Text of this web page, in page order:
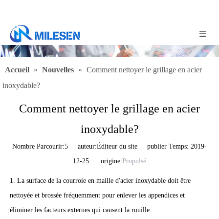
Accueil » Nouvelles » Comment nettoyer le grillage en acier
inoxydable?
Comment nettoyer le grillage en acier
inoxydable?
Nombre Parcourir:5 auteur:Éditeur du site publier Temps: 2019-
12-25 origine:Propulsé
1. La surface de la courroie en maille d'acier inoxydable doit être
nettoyée et brossée fréquemment pour enlever les appendices et
éliminer les facteurs externes qui causent la rouille.